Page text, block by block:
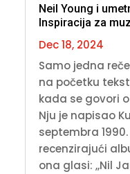
Neil Young i
Inspiracija za
Dec 18, 2024
Samo jedna
na početku
kada se govori
Nju je napisao
septembra
recenzirajući
ona glasi: ,,Nil